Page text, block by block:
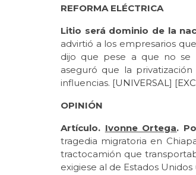
REFORMA ELÉCTRICA
Litio será dominio de la
advirtió a los empresarios
dijo que pese a que no se
aseguró que la
influencias. [UNIVERSAL ] [
OPINIÓN
Artículo. Ivonne Ortega.
tragedia migratoria en
tractocamión que
exigiese al de Estados